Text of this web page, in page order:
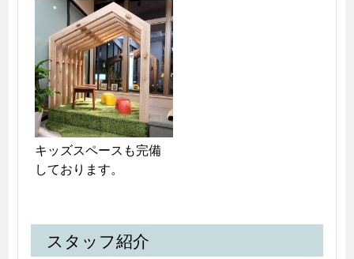
キッズスペースも完備
しております。
スタッフ紹介